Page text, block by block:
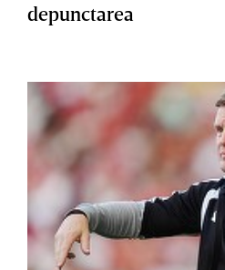
depunctarea